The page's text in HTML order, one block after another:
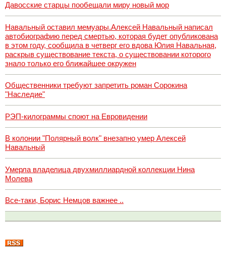
Давосские старцы пообещали миру новый мор
Навальный оставил мемуары.Алексей Навальный написал
автобиографию перед смертью, которая будет опубликована
в этом году, сообщила в четверг его вдова Юлия Навальная,
раскрыв существование текста, о существовании которого
знало только его ближайшее окружен
Общественники требуют запретить роман Сорокина
"Наследие"
РЭП-килограммы споют на Евровидении
В колонии "Полярный волк" внезапно умер Алексей
Навальный
Умерла владелица двухмиллиардной коллекции Нина
Молева
Все-таки, Борис Немцов важнее ..